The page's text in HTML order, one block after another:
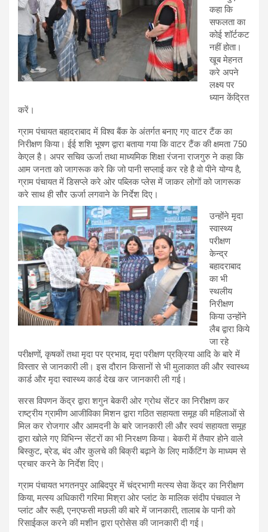
कहा कि
सफलता का
कोई शॉर्टकट
नहीं होता।
खूब मेहनत
करे अपने
लक्ष्य पर
ध्यान केंद्रित
करें।
ग्राम पंचायत बहादराबाद में विश्व बैंक के अंतर्गत बनाए गए वाटर टैंक का
निरीक्षण किया। ईई शशि भूषण द्वारा बताया गया कि वाटर टैंक की क्षमता 750
केएल है। अपर सचिव ऊर्जा तथा माध्यमिक शिक्षा रंजना राजगुरु ने कहा कि
आम जनता को जागरूक करे कि जो पानी सप्लाई कर रहे है वो पीने योग्य है,
ग्राम पंचायत में डिसप्ले करे ओर पब्लिक प्लेस में जाकर लोगों को जागरूक
करे साथ ही सौर ऊर्जा लगवाने के निर्देश दिए।
उन्होंने मृदा
स्वास्थ्य
परीक्षण
केन्द्र
बहादराबाद
का भी
स्थलीय
निरीक्षण
किया उन्होंने
लैब द्वारा किये
जा रहे
परीक्षणों, कृषकों तथा मृदा पर प्रभाव, मृदा परीक्षण प्रक्रिया आदि के बारे में
विस्तार से जानकारी ली। इस दौरान किसानों से भी मुलाकात की और स्वास्थ्य
कार्ड और मृदा स्वास्थ्य कार्ड देख कर जानकारी ली गई।
सरस विपणन केंद्र द्वारा शगुन बेकरी ओर ग्रोथ सेंटर का निरीक्षण कर
राष्ट्रीय ग्रामीण आजीविका मिशन द्वारा गठित सहायता समूह की महिलाओं से
मिल कर रोजगार और आमदनी के बारे जानकारी ली और स्वयं सहायता समूह
द्वारा खोले गए विभिन्न सेंटरों का भी निरक्षण किया। बेकरी में तैयार होने वाले
बिस्कुट, ब्रेड, बंद और कुलचे की बिक्री बढ़ाने के लिए मार्केटिंग के माध्यम से
प्रचार करने के निर्देश दिए।
ग्राम पंचायत भगतनपुर आबिदपुर में चंद्रभागी मत्स्य सेवा केंद्र का निरीक्षण
किया, मत्स्य अधिकारी गरिमा मिश्रा ओर प्लांट के मालिक संदीप पंचवाल ने
प्लांट और रूही, एनएफसी मछली की बारे में जानकारी, तालाब के पानी को
रिसाईकल करने की मशीन द्वारा प्रोसेस की जानकारी दी गई।